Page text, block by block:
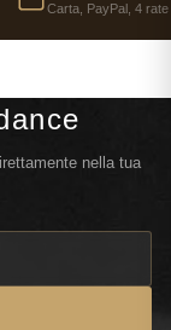
Carta, PayPal, 4
nella tua